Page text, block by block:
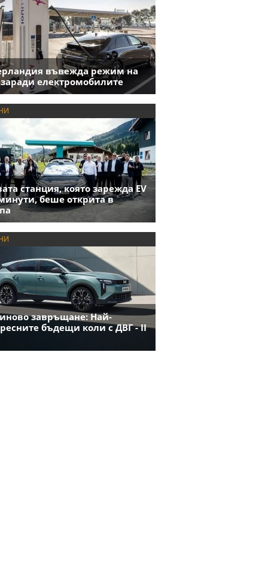
въвежда режим на
заради електромобилите
станция, която зарежда EV
беше открита в
завръщане: Най-
бъдещи коли с ДВГ - II